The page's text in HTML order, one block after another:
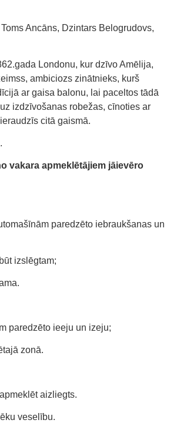
Ancāns, Dzintars Belogrudovs,
Londonu, kur dzīvo Amēlija,
ambiciozs zinātnieks, kurš
ar gaisa balonu, lai paceltos tādā
izdzīvošanas robežas, cīnoties ar
citā gaismā.
vakara apmeklētājiem jāievēro
paredzēto iebraukšanas un
izslēgtam;
paredzēto ieeju un izeju;
zonā.
aizliegts.
veselību.